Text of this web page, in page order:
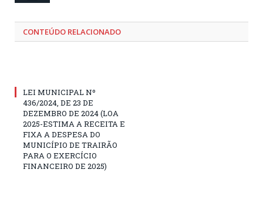
CONTEÚDO RELACIONADO
LEI MUNICIPAL Nº
436/2024, DE 23 DE
DEZEMBRO DE 2024 (LOA
2025-ESTIMA A RECEITA E
FIXA A DESPESA DO
MUNICÍPIO DE TRAIRÃO
PARA O EXERCÍCIO
FINANCEIRO DE 2025)